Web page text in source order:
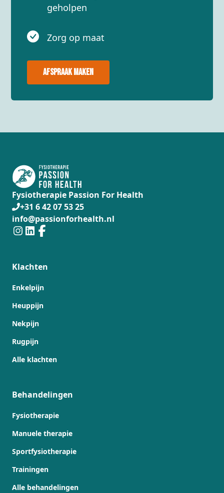
geholpen
Zorg op maat
Afspraak maken
Fysiotherapie Passion For Health
+31 6 42 07 53 25
info@passionforhealth.nl
Klachten
Enkelpijn
Heuppijn
Nekpijn
Rugpijn
Alle klachten
Behandelingen
Fysiotherapie
Manuele therapie
Sportfysiotherapie
Trainingen
Alle behandelingen